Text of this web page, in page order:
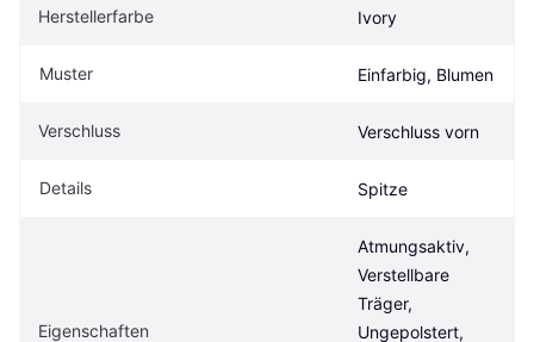
Herstellerfarbe Ivory
Muster Einfarbig, Blumen
Verschluss Verschluss vorn
Details Spitze
Eigenschaften
Atmungsaktiv,
Verstellbare
Träger,
Ungepolstert,